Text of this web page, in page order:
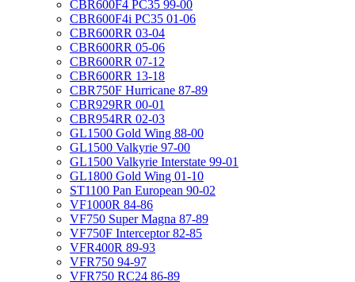
CBR600F4 PC35 99-00
CBR600F4i PC35 01-06
CBR600RR 03-04
CBR600RR 05-06
CBR600RR 07-12
CBR600RR 13-18
CBR750F Hurricane 87-89
CBR929RR 00-01
CBR954RR 02-03
GL1500 Gold Wing 88-00
GL1500 Valkyrie 97-00
GL1500 Valkyrie Interstate 99-01
GL1800 Gold Wing 01-10
ST1100 Pan European 90-02
VF1000R 84-86
VF750 Super Magna 87-89
VF750F Interceptor 82-85
VFR400R 89-93
VFR750 94-97
VFR750 RC24 86-89